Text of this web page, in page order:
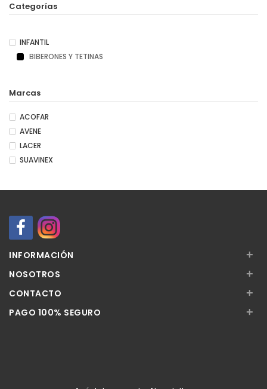
Categorías
INFANTIL
BIBERONES Y TETINAS
Marcas
ACOFAR
AVENE
LACER
SUAVINEX
INFORMACIÓN +
NOSOTROS +
CONTACTO +
PAGO 100% SEGURO +